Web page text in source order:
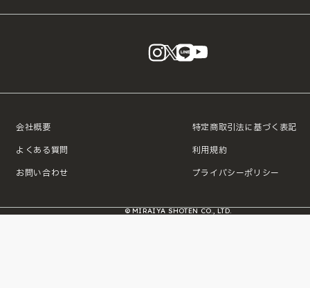
instagram
X LINE
会社概要
よくある質問
お問い合わせ
特定商取引法に基づく表記
利用規約
プライバシーポリシー
© MIRAIYA SHOTEN CO., LTD.